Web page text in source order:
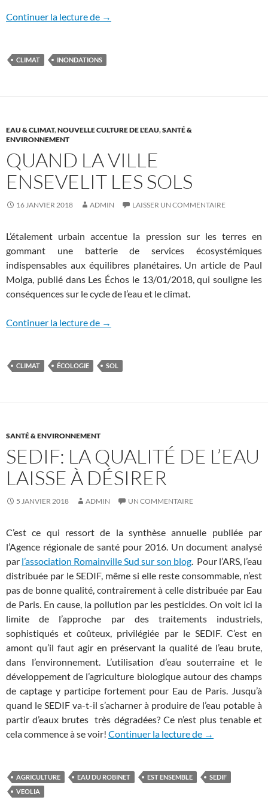
Continuer la lecture de Pour éviter de nouvelles inondations,
→
CLIMAT INONDATIONS
EAU & CLIMAT,NOUVELLE CULTURE DE L'EAU,SANTÉ &
ENVIRONNEMENT
QUAND LA VILLE
ENSEVELIT LES SOLS
16 JANVIER 2018 ADMIN LAISSER UN COMMENTAIRE
L’étalement urbain accentue la pression sur les terres en
gommant une batterie de services écosystémiques
indispensables aux équilibres planétaires. Un article de Paul
Molga, publié dans Les Échos le 13/01/2018, qui souligne les
conséquences sur le cycle de l’eau et le climat.
Continuer la lecture de Quand la ville ensevelit les sols
→
CLIMAT ÉCOLOGIE SOL
SANTÉ & ENVIRONNEMENT
SEDIF: LA QUALITÉ DE L’EAU
LAISSE À DÉSIRER
5 JANVIER 2018 ADMIN UN COMMENTAIRE
C’est ce qui ressort de la synthèse annuelle publiée par
l’Agence régionale de santé pour 2016. Un document analysé
par l’association Romainville Sud sur son blog. Pour l’ARS, l’eau
distribuée par le SEDIF, même si elle reste consommable, n’est
pas de bonne qualité, contrairement à celle distribuée par Eau
de Paris. En cause, la pollution par les pesticides. On voit ici la
limite de l’approche par des traitements industriels,
sophistiqués et coûteux, privilégiée par le SEDIF. C’est en
amont qu’il faut agir en préservant la qualité de l’eau brute,
dans l’environnement. L’utilisation d’eau souterraine et le
développement de l’agriculture biologique autour des champs
de captage y participe fortement pour Eau de Paris. Jusqu’à
quand le SEDIF va-t-il s’acharner à produire de l’eau potable à
partir d’eaux brutes très dégradées? Ce n’est plus tenable et
cela commence à se voir! Continuer la lecture de SEDIF: la
→
AGRICULTURE EAU DU ROBINET EST ENSEMBLE
SEDIF
VEOLIA